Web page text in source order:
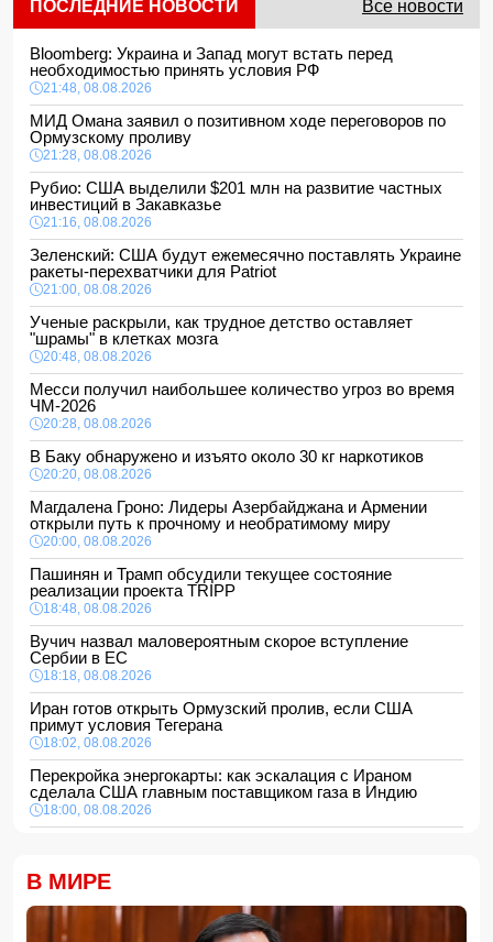
ПОСЛЕДНИЕ НОВОСТИ Все новости
Bloomberg: Украина и Запад могут встать перед
необходимостью принять условия РФ
21:48, 08.08.2026
МИД Омана заявил о позитивном ходе переговоров по
Ормузскому проливу
21:28, 08.08.2026
Рубио: США выделили $201 млн на развитие частных
инвестиций в Закавказье
21:16, 08.08.2026
Зеленский: США будут ежемесячно поставлять Украине
ракеты-перехватчики для Patriot
21:00, 08.08.2026
Ученые раскрыли, как трудное детство оставляет
"шрамы" в клетках мозга
20:48, 08.08.2026
Месси получил наибольшее количество угроз во время
ЧМ-2026
20:28, 08.08.2026
В Баку обнаружено и изъято около 30 кг наркотиков
20:20, 08.08.2026
Магдалена Гроно: Лидеры Азербайджана и Армении
открыли путь к прочному и необратимому миру
20:00, 08.08.2026
Пашинян и Трамп обсудили текущее состояние
реализации проекта TRIPP
18:48, 08.08.2026
Вучич назвал маловероятным скорое вступление
Сербии в ЕС
18:18, 08.08.2026
Иран готов открыть Ормузский пролив, если США
примут условия Тегерана
18:02, 08.08.2026
Перекройка энергокарты: как эскалация с Ираном
сделала США главным поставщиком газа в Индию
18:00, 08.08.2026
16:48, 08.08.2026
Турция ограничивает проход коммерческих судов в
Черное море
В МИРЕ